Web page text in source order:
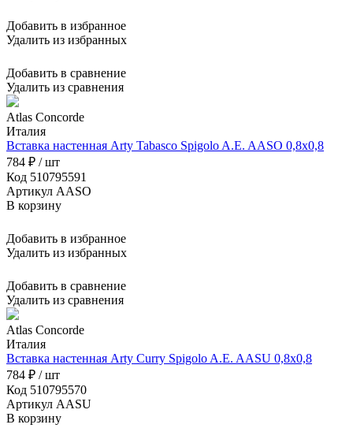
Добавить в избранное
Удалить из избранных
Добавить в сравнение
Удалить из сравнения
Atlas Concorde
Италия
Вставка настенная Arty Tabasco Spigolo A.E. AASO 0,8x0,8
784 ₽ / шт
Код 510795591
Артикул AASO
В корзину
Добавить в избранное
Удалить из избранных
Добавить в сравнение
Удалить из сравнения
Atlas Concorde
Италия
Вставка настенная Arty Curry Spigolo A.E. AASU 0,8x0,8
784 ₽ / шт
Код 510795570
Артикул AASU
В корзину